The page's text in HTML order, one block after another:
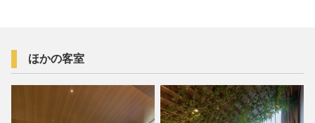
ほかの客室